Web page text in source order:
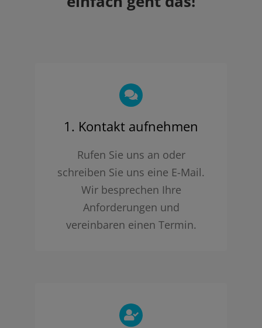
1. Kontakt aufnehmen
Rufen Sie uns an oder
schreiben Sie uns eine E-Mail.
Wir besprechen Ihre
Anforderungen und
vereinbaren einen Termin.